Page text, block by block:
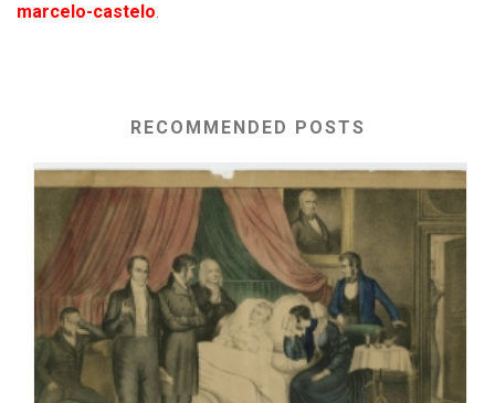
marcelo-castelo.
RECOMMENDED POSTS